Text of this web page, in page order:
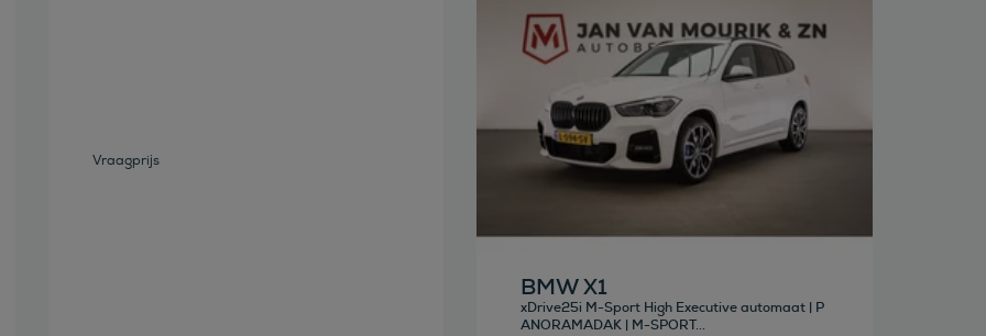
Vraagprijs
BMW X1
xDrive25i M-Sport High Executive automaat | P
ANORAMADAK | M-SPORT...